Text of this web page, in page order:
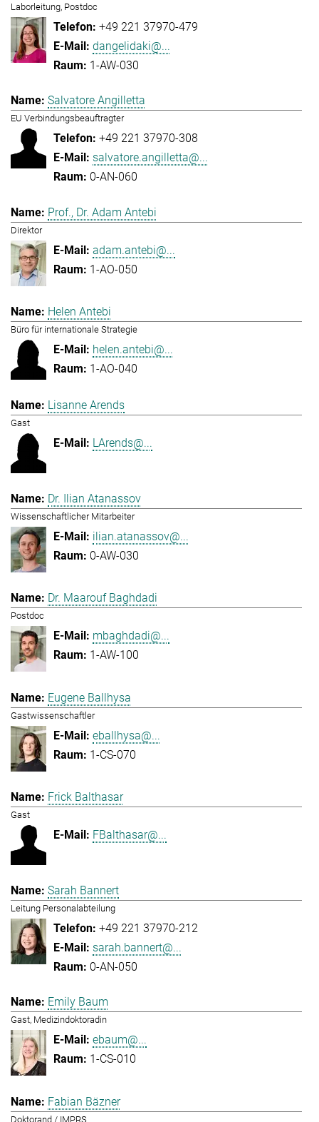
Laborleitung, Postdoc
+49 221 37970-479
dangelidaki@...
1-AW-030
Salvatore Angilletta
EU Verbindungsbeauftragter
+49 221 37970-308
salvatore.angilletta@...
0-AN-060
Prof., Dr. Adam Antebi
Direktor
adam.antebi@...
1-AO-050
Helen Antebi
Büro für internationale Strategie
helen.antebi@...
1-AO-040
Lisanne Arends
Gast
LArends@...
Dr. Ilian Atanassov
Wissenschaftlicher Mitarbeiter
ilian.atanassov@...
0-AW-030
Dr. Maarouf Baghdadi
Postdoc
mbaghdadi@...
1-AW-100
Eugene Ballhysa
Gastwissenschaftler
eballhysa@...
1-CS-070
Frick Balthasar
Gast
FBalthasar@...
Sarah Bannert
Leitung Personalabteilung
+49 221 37970-212
sarah.bannert@...
0-AN-050
Emily Baum
Gast, Medizindoktoradin
ebaum@...
1-CS-010
Fabian Bäzner
Doktorand / IMPRS